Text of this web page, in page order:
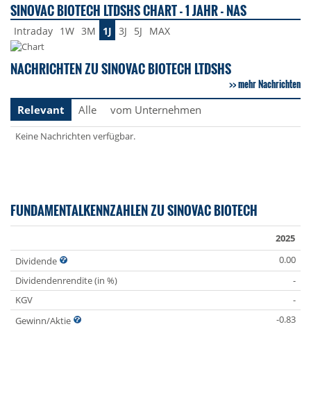
SINOVAC BIOTECH LTDSHS CHART - 1 JAHR - NAS
Intraday 1W 3M 1J 3J 5J MAX
NACHRICHTEN ZU SINOVAC BIOTECH LTDSHS
mehr Nachrichten
Relevant
Alle vom Unternehmen
Keine Nachrichten verfügbar.
FUNDAMENTALKENNZAHLEN ZU SINOVAC BIOTECH
2025
Dividende
0.00
Dividendenrendite (in %)
-
KGV
-
Gewinn/Aktie
-0.83